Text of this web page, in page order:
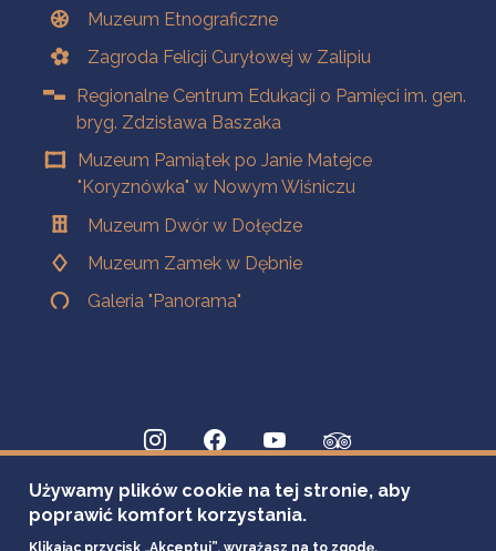
Muzeum Etnograficzne
Zagroda Felicji Curyłowej w Zalipiu
Regionalne Centrum Edukacji o Pamięci im. gen.
bryg. Zdzisława Baszaka
Muzeum Pamiątek po Janie Matejce
"Koryznówka" w Nowym Wiśniczu
Muzeum Dwór w Dołędze
Muzeum Zamek w Dębnie
Galeria "Panorama"
Używamy plików cookie na tej stronie, aby
poprawić komfort korzystania.
Klikając przycisk „Akceptuj”, wyrażasz na to zgodę.